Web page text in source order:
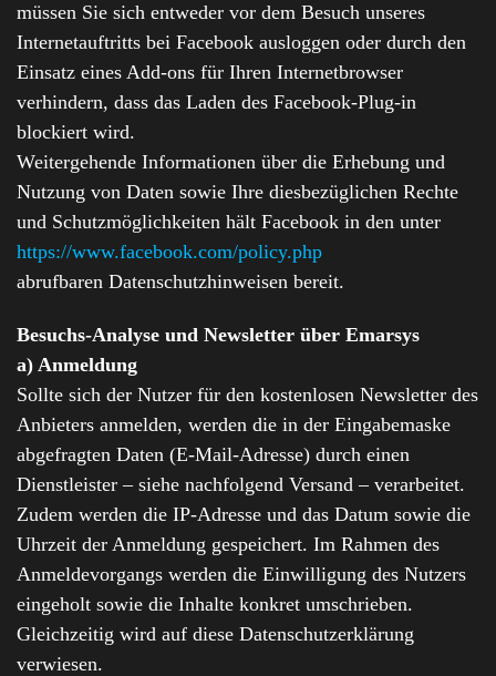
müssen Sie sich entweder vor dem Besuch unseres
Internetauftritts bei Facebook ausloggen oder durch den
Einsatz eines Add-ons für Ihren Internetbrowser
verhindern, dass das Laden des Facebook-Plug-in
blockiert wird.
Weitergehende Informationen über die Erhebung und
Nutzung von Daten sowie Ihre diesbezüglichen Rechte
und Schutzmöglichkeiten hält Facebook in den unter
https://www.facebook.com/policy.php
abrufbaren Datenschutzhinweisen bereit.
Besuchs-Analyse und Newsletter über Emarsys
a) Anmeldung
Sollte sich der Nutzer für den kostenlosen Newsletter des
Anbieters anmelden, werden die in der Eingabemaske
abgefragten Daten (E-Mail-Adresse) durch einen
Dienstleister – siehe nachfolgend Versand – verarbeitet.
Zudem werden die IP-Adresse und das Datum sowie die
Uhrzeit der Anmeldung gespeichert. Im Rahmen des
Anmeldevorgangs werden die Einwilligung des Nutzers
eingeholt sowie die Inhalte konkret umschrieben.
Gleichzeitig wird auf diese Datenschutzerklärung
verwiesen.